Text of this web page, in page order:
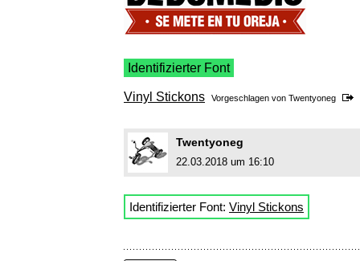
Identifizierter Font
Vinyl Stickons Vorgeschlagen von Twentyoneg
Twentyoneg
22.03.2018 um 16:10
Identifizierter Font: Vinyl Stickons